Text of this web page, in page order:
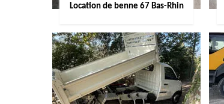
Location de benne 67 Bas-Rhin